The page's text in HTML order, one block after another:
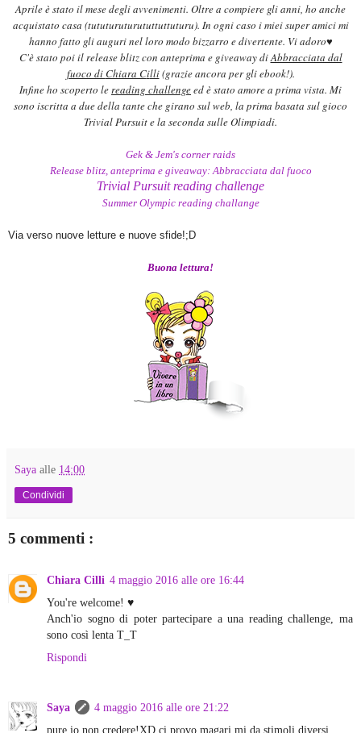
Aprile è stato il mese degli avvenimenti. Oltre a compiere gli anni, ho anche
acquistato casa (tututuruturututtuttuturu). In ogni caso i miei super amici mi
hanno fatto gli auguri nel loro modo bizzarro e divertente. Vi adoro♥
C'è stato poi il release blitz con anteprima e giveawaydiAbbracciata dal
fuoco diChiara Cilli(grazie ancora pergli ebook!).
Infine ho scoperto le reading challengeed è stato amore a prima vista. Mi
sono iscritta a due della tante che girano sul web, la prima basata sul gioco
Trivial Pursuit e la seconda sulle Olimpiadi.
Gek & Jem's corner raids
Release blitz, anteprima e giveaway: Abbracciata dal fuoco
Trivial Pursuit reading challenge
Summer Olympic reading challange
Via verso nuove letture e nuove sfide!;D
Buona lettura!
Saya alle 14:00
Condividi
5 commenti :
Chiara Cilli 4 maggio 2016 alle ore 16:44
You're welcome! ♥
Anch'io sogno di poter partecipare a una reading challenge, ma
sono così lenta T_T
Rispondi
Saya
4 maggio 2016 alle ore 21:22
pure io non credere!XD ci provo magari mi da stimoli diversi...